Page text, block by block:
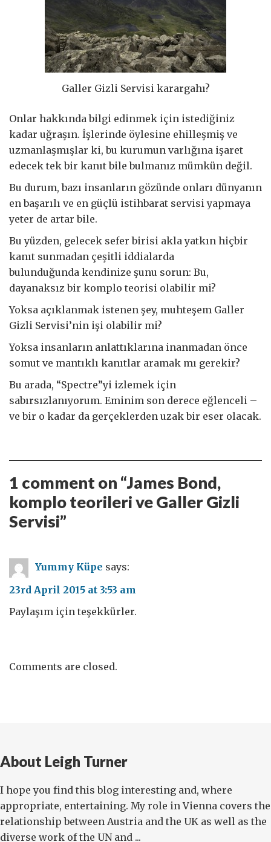
Galler Gizli Servisi karargahı?
Onlar hakkında bilgi edinmek için istediğiniz
kadar uğraşın. İşlerinde öylesine ehilleşmiş ve
uzmanlaşmışlar ki, bu kurumun varlığına işaret
edecek tek bir kanıt bile bulmanız mümkün değil.
Bu durum, bazı insanların gözünde onları dünyanın
en başarılı ve en güçlü istihbarat servisi yapmaya
yeter de artar bile.
Bu yüzden, gelecek sefer birisi akla yatkın hiçbir
kanıt sunmadan çeşitli iddialarda
bulunduğunda kendinize şunu sorun: Bu,
dayanaksız bir komplo teorisi olabilir mi?
Yoksa açıklanmak istenen şey, muhteşem Galler
Gizli Servisi’nin işi olabilir mi?
Yoksa insanların anlattıklarına inanmadan önce
somut ve mantıklı kanıtlar aramak mı gerekir?
Bu arada, “Spectre”yi izlemek için
sabırsızlanıyorum. Eminim son derece eğlenceli –
ve bir o kadar da gerçeklerden uzak bir eser olacak.
1 comment on “James Bond,
komplo teorileri ve Galler Gizli
Servisi”
Yummy Küpe says:
23rd April 2015 at 3:53 am
Paylaşım için teşekkürler.
Comments are closed.
About Leigh Turner
I hope you find this blog interesting and, where
appropriate, entertaining. My role in Vienna covers the
relationship between Austria and the UK as well as the
diverse work of the UN and ...